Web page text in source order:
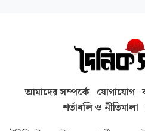
আমাদের সম্পর্কে যোগাযোগ
শর্তাবলি ও নীতিমালা